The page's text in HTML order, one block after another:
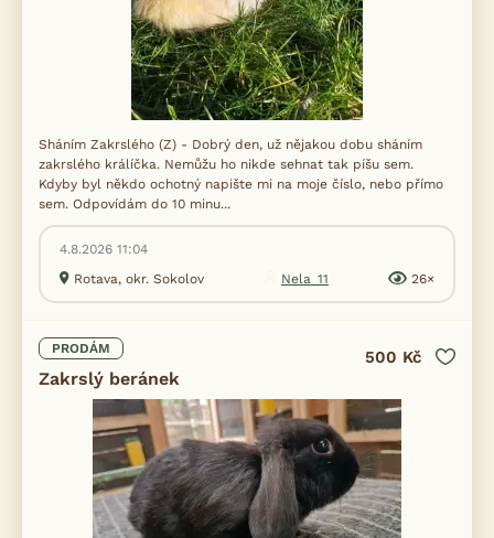
Sháním Zakrslého (Z) - Dobrý den, už nějakou dobu sháním
zakrslého králíčka. Nemůžu ho nikde sehnat tak píšu sem.
Kdyby byl někdo ochotný napište mi na moje číslo, nebo přímo
sem. Odpovídám do 10 minu...
4.8.2026 11:04
Rotava, okr. Sokolov
Nela_11 26×
PRODÁM
Zakrslý beránek
500 Kč